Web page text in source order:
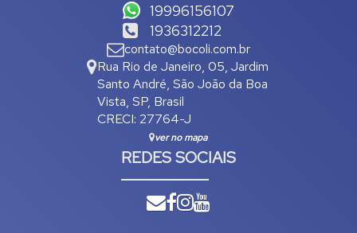
19996156107
1936312212
contato@bocoli.com.br
Rua Rio de Janeiro, 05, Jardim
Santo André, São João da Boa
Vista, SP, Brasil
CRECI: 27764-J
ver no mapa
REDES SOCIAIS